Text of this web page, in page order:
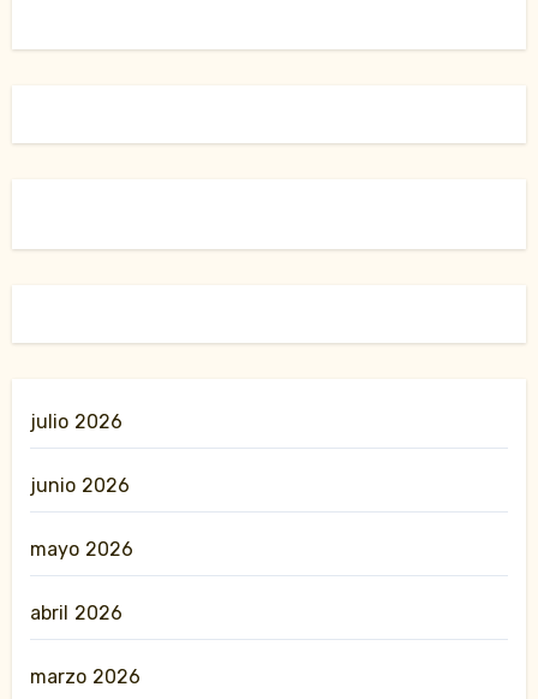
julio 2026
junio 2026
mayo 2026
abril 2026
marzo 2026